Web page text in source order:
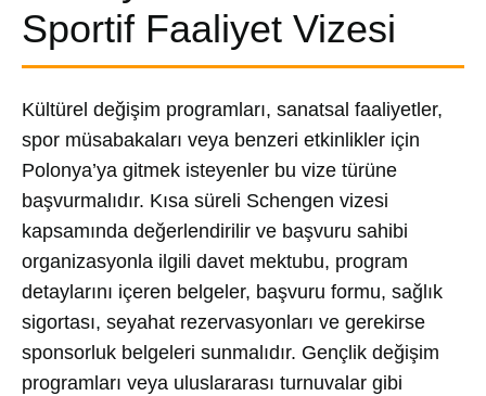
Sportif Faaliyet Vizesi
Kültürel değişim programları, sanatsal faaliyetler,
spor müsabakaları veya benzeri etkinlikler için
Polonya’ya gitmek isteyenler bu vize türüne
başvurmalıdır. Kısa süreli Schengen vizesi
kapsamında değerlendirilir ve başvuru sahibi
organizasyonla ilgili davet mektubu, program
detaylarını içeren belgeler, başvuru formu, sağlık
sigortası, seyahat rezervasyonları ve gerekirse
sponsorluk belgeleri sunmalıdır. Gençlik değişim
programları veya uluslararası turnuvalar gibi